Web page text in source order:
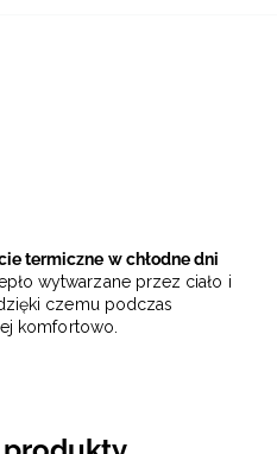
termiczne w chłodne dni
wytwarzane przez ciało i
czemu podczas
komfortowo.